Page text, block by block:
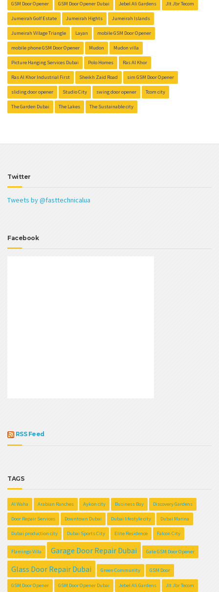
GSM Door Opener GSM Door Opener Dubai Jebel Ali Gardens Jlt Jbr Tecom
Jumeirah Golf Estate Jumeirah Hights Jumeirah Islands
Jumeirah Village Triangle Layan mobile GSM Door Opener
mobile phone GSM Door Opener Mudon Mudon villa
Picture Hanging Services Dubai Polo Homes Ras Al Khor
Ras Al Khor Industrial First Sheikh Zaid Road sim GSM Door Opener
sliding door opener Studio City swing door opener Tcom city
The Garden Dubai The Lakes The Sustainable city
Twitter
Tweets by @fasttechnicalua
Facebook
RSS Feed
TAGS
Al Waha Arabian Ranches Aykon city Business Bay Discovery Gardens
Door Repair Services Downtown Dubai Dubai lifestyle city Dubai Marina
Dubai production city Dubai Sports City Elite Residence Falcon City
Flamingo Villa Garage Door Repair Dubai Gate GSM Door Opener
Glass Door Repair Dubai Green Community GSM Door
GSM Door Opener GSM Door Opener Dubai Jebel Ali Gardens Jlt Jbr Tecom